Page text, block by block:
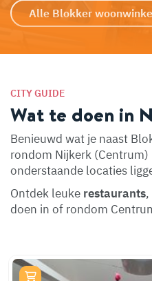
Alle Blokker
CITY GUIDE
Wat te doen in
Benieuwd wat je naast
rondom Nijkerk (Centrum)
onderstaande locaties
Ontdek leuke restaurants,
doen in of rondom